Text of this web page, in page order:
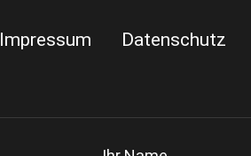
Impressum Datenschutz